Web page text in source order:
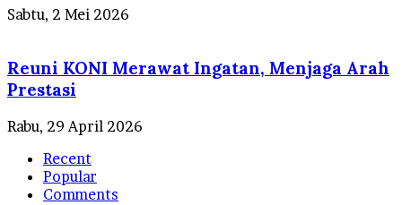
Sabtu, 2 Mei 2026
Reuni KONI Merawat Ingatan, Menjaga Arah
Prestasi
Rabu, 29 April 2026
Recent
Popular
Comments